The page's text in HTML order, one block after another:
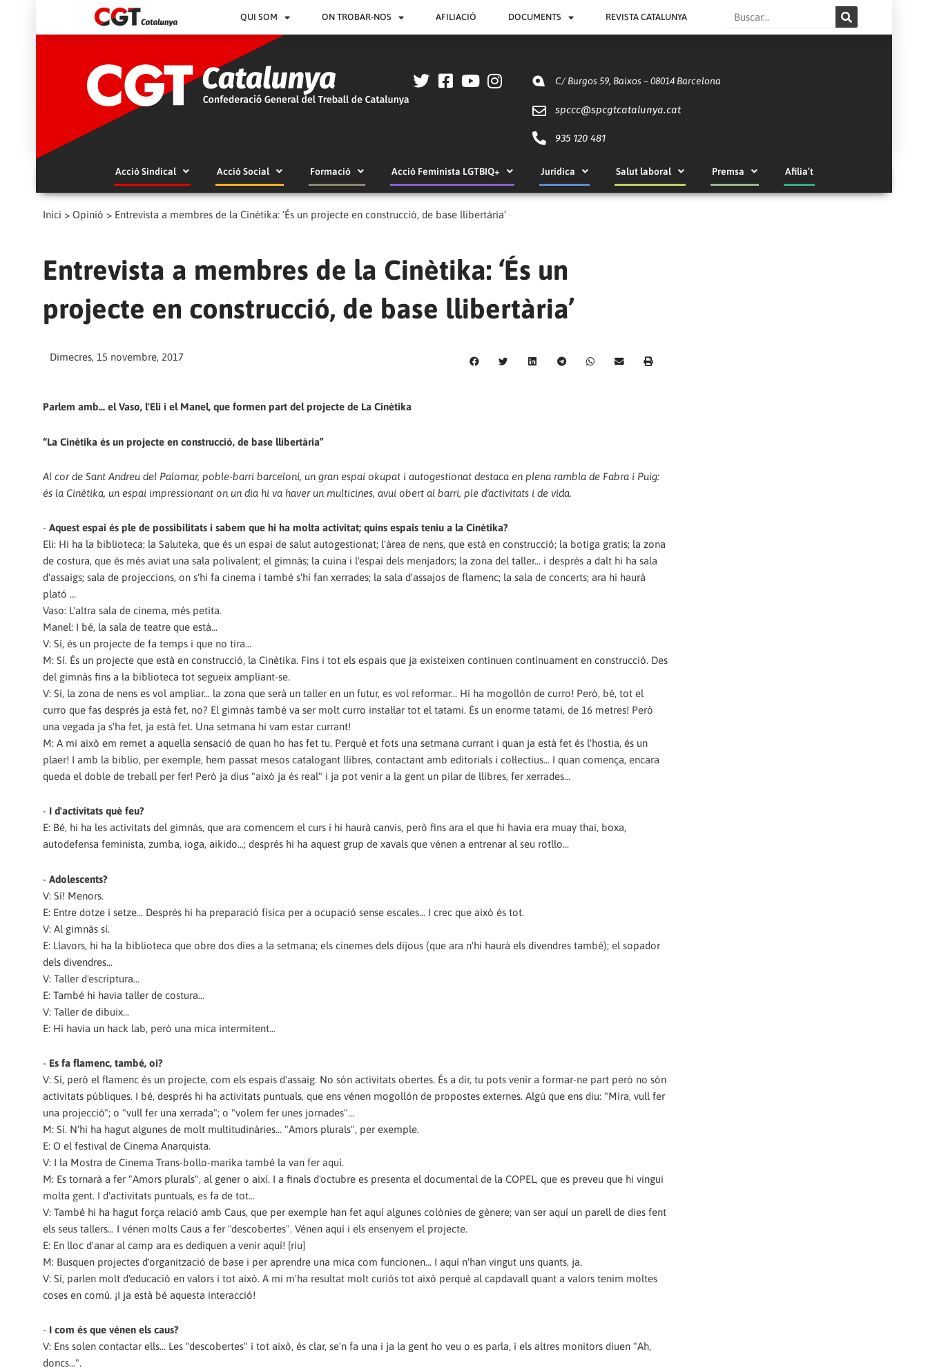
QUI SOM ON TROBAR-NOS AFILIACIÓ DOCUMENTS REVISTA CATALUNYA Search
C/ Burgos 59, Baixos – 08014 Barcelona
spccc@spcgtcatalunya.cat
935 120 481
Acció Sindical Acció Social Formació Acció Feminista LGTBIQ+ Jurídica Salut laboral Premsa Afilia’t
Inici > Opinió > Entrevista a membres de la Cinètika: ‘És un projecte en construcció, de base llibertària’
Entrevista a membres de la Cinètika: ‘És un
projecte en construcció, de base llibertària’
Dimecres, 15 novembre, 2017
Parlem amb... el Vaso, l'Eli i el Manel, que formen part del projecte de La Cinètika
“La Cinètika és un projecte en construcció, de base llibertària”
Al cor de Sant Andreu del Palomar, poble-barri barceloní, un gran espai okupat i autogestionat destaca en plena rambla de Fabra i Puig:
és la Cinètika, un espai impressionant on un dia hi va haver un multicines, avui obert al barri, ple d'activitats i de vida.
- Aquest espai és ple de possibilitats i sabem que hi ha molta activitat; quins espais teniu a la Cinètika?
Eli: Hi ha la biblioteca; la Saluteka, que és un espai de salut autogestionat; l'àrea de nens, que està en construcció; la botiga gratis; la zona
de costura, que és més aviat una sala polivalent; el gimnàs; la cuina i l'espai dels menjadors; la zona del taller... i després a dalt hi ha sala
d'assaigs; sala de projeccions, on s'hi fa cinema i també s'hi fan xerrades; la sala d'assajos de flamenc; la sala de concerts; ara hi haurà
plató ...
Vaso: L'altra sala de cinema, més petita.
Manel: I bé, la sala de teatre que està...
V: Sí, és un projecte de fa temps i que no tira...
M: Sí. És un projecte que està en construcció, la Cinètika. Fins i tot els espais que ja existeixen continuen contínuament en construcció. Des
del gimnàs fins a la biblioteca tot segueix ampliant-se.
V: Sí, la zona de nens es vol ampliar... la zona que serà un taller en un futur, es vol reformar... Hi ha mogollón de curro! Però, bé, tot el
curro que fas després ja està fet, no? El gimnàs també va ser molt curro instal·lar tot el tatami. És un enorme tatami, de 16 metres! Però
una vegada ja s'ha fet, ja està fet. Una setmana hi vam estar currant!
M: A mi això em remet a aquella sensació de quan ho has fet tu. Perquè et fots una setmana currant i quan ja està fet és l'hostia, és un
plaer! I amb la biblio, per exemple, hem passat mesos catalogant llibres, contactant amb editorials i col·lectius... I quan comença, encara
queda el doble de treball per fer! Però ja dius "això ja és real" i ja pot venir a la gent un pilar de llibres, fer xerrades...
- I d'activitats què feu?
E: Bé, hi ha les activitats del gimnàs, que ara comencem el curs i hi haurà canvis, però fins ara el que hi havia era muay thai, boxa,
autodefensa feminista, zumba, ioga, aikido...; després hi ha aquest grup de xavals que vénen a entrenar al seu rotllo...
- Adolescents?
V: Sí! Menors.
E: Entre dotze i setze... Després hi ha preparació física per a ocupació sense escales... I crec que això és tot.
V: Al gimnàs sí.
E: Llavors, hi ha la biblioteca que obre dos dies a la setmana; els cinemes dels dijous (que ara n'hi haurà els divendres també); el sopador
dels divendres...
V: Taller d'escriptura...
E: També hi havia taller de costura...
V: Taller de dibuix...
E: Hi havia un hack lab, però una mica intermitent...
- Es fa flamenc, també, oi?
V: Sí, però el flamenc és un projecte, com els espais d'assaig. No són activitats obertes. És a dir, tu pots venir a formar-ne part però no són
activitats públiques. I bé, després hi ha activitats puntuals, que ens vénen mogollón de propostes externes. Algú que ens diu: "Mira, vull fer
una projecció"; o "vull fer una xerrada"; o "volem fer unes jornades"...
M: Sí. N'hi ha hagut algunes de molt multitudinàries... "Amors plurals", per exemple.
E: O el festival de Cinema Anarquista.
V: I la Mostra de Cinema Trans-bollo-marika també la van fer aquí.
M: Es tornarà a fer "Amors plurals", al gener o així. I a finals d'octubre es presenta el documental de la COPEL, que es preveu que hi vingui
molta gent. I d'activitats puntuals, es fa de tot...
V: També hi ha hagut força relació amb Caus, que per exemple han fet aquí algunes colònies de gènere; van ser aquí un parell de dies fent
els seus tallers... I vénen molts Caus a fer "descobertes". Vénen aquí i els ensenyem el projecte.
E: En lloc d'anar al camp ara es dediquen a venir aquí! [riu]
M: Busquen projectes d'organització de base i per aprendre una mica com funcionen... I aquí n'han vingut uns quants, ja.
V: Sí, parlen molt d'educació en valors i tot això. A mi m'ha resultat molt curiós tot això perquè al capdavall quant a valors tenim moltes
coses en comú. ¡I ja està bé aquesta interacció!
- I com és que vénen els caus?
V: Ens solen contactar ells... Les "descobertes" i tot això, és clar, se'n fa una i ja la gent ho veu o es parla, i els altres monitors diuen "Ah,
doncs...".